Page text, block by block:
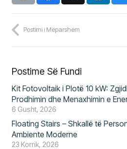
Postimi i Mëparshëm
Postime Së Fundi
Kit Fotovoltaik i Plotë 10 kW:
Prodhimin dhe Menaxhimin e
6 Gusht, 2026
Floating Stairs – Shkallë të
Ambiente Moderne
23 Korrik, 2026